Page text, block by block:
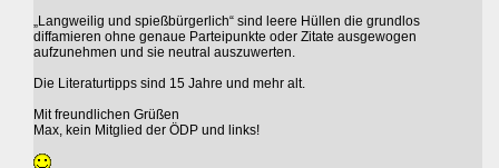
„Langweilig und spießbürgerlich“ sind leere Hüllen die grundlos
diffamieren ohne genaue Parteipunkte oder Zitate ausgewogen
aufzunehmen und sie neutral auszuwerten.
Die Literaturtipps sind 15 Jahre und mehr alt.
Mit freundlichen Grüßen
Max, kein Mitglied der ÖDP und links!